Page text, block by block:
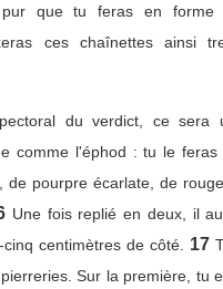
que tu feras en forme
ces chaînettes ainsi
du verdict, ce sera
comme l'éphod : tu le feras
de pourpre écarlate, de
Une fois replié en deux, il
centimètres de côté.
17
Sur la première, tu